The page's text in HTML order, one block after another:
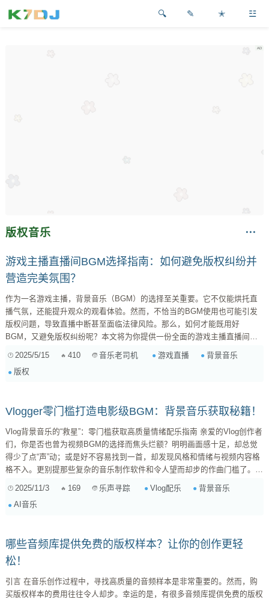
✎ ✭ ☳
版权音乐
游戏主播直播间BGM选择指南：如何避免版权纠纷并
营造完美氛围？
作为一名游戏主播，背景音乐（BGM）的选择至关重要。它不仅能烘托直
播气氛，还能提升观众的观看体验。然而，不恰当的BGM使用也可能引发
版权问题，导致直播中断甚至面临法律风险。那么，如何才能既用好
BGM，又避免版权纠纷呢？本文将为你提供一份全面的游戏主播直播间
之前，我们首先需要了解一些基本的版权知识。简单来说，音乐作品的版权
归属于创作者或版权所有者，未经授权使用属于侵权行为。直播平台对于版
2025/5/15 410 音乐老司机 游戏直播
背景音乐
版权
Vlogger零门槛打造电影级BGM：背景音乐获取秘籍！
Vlog背景音乐的“救星”：零门槛获取高质量情绪配乐指南 亲爱的Vlog创作者
们，你是否也曾为视频BGM的选择而焦头烂额？明明画面感十足，却总觉
得少了点“声”动；或是好不容易找到一首，却发现风格和情绪与视频内容格
格不入。更别提那些复杂的音乐制作软件和令人望而却步的作曲门槛了。别
来为大家盘点几个“零门槛”获取高质量、情绪精准Vlog配乐的秘籍，让你轻
松拥有电影级的听觉体验！ 痛点回顾：为什么Vlogger需要高质量背景音
2025/11/3 169 乐声寻踪 Vlog配乐
背景音乐
AI音乐
哪些音频库提供免费的版权样本？让你的创作更轻
松！
引言 在音乐创作过程中，寻找高质量的音频样本是非常重要的。然而，购
买版权样本的费用往往令人却步。幸运的是，有很多音频库提供免费的版权